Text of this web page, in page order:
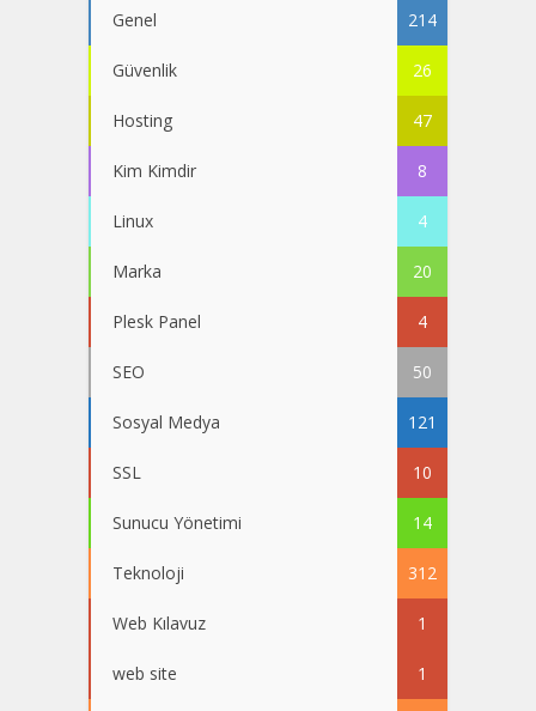
Genel 214
Güvenlik 26
Hosting 47
Kim Kimdir 8
Linux 4
Marka 20
Plesk Panel 4
SEO 50
Sosyal Medya 121
SSL 10
Sunucu Yönetimi 14
Teknoloji 312
Web Kılavuz 1
web site 1